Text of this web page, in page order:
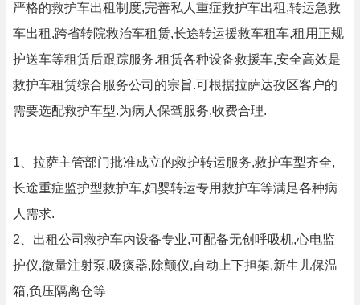
严格的救护车出租制度,完善私人重症救护车出租,转运急救
车出租,跨省转院救治车租赁,长途转运援救车租车,租用正规
护送车等租赁后跟踪服务.租赁各种设备救援车,安全高效是
救护车租赁综合服务公司的宗旨.可根据拉萨达孜区客户的
需要选配救护车型.为病人保驾服务,收费合理.
1、拉萨主管部门批准成立的救护转运服务,救护车型齐全,
长途重症监护型救护车,妇婴转运专用救护车等满足各种病
人需求.
2、出租公司救护车内设备专业,可配备无创呼吸机,心电监
护仪,微量注射泵,吸痰器,除颤仪,自动上下担架,新生儿保温
箱,负压隔离仓等